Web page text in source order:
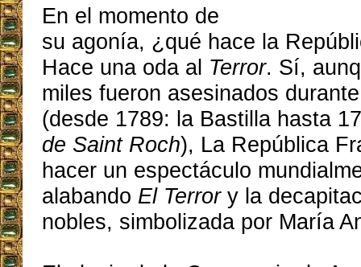
En el momento de
su agonía, ¿qué hace la
Hace una oda al Terror. Sí,
miles fueron asesinados
(desde 1789: la Bastilla hasta
de Saint Roch), La República
hacer un espectáculo
alabando El Terrory la
nobles, simbolizada por María